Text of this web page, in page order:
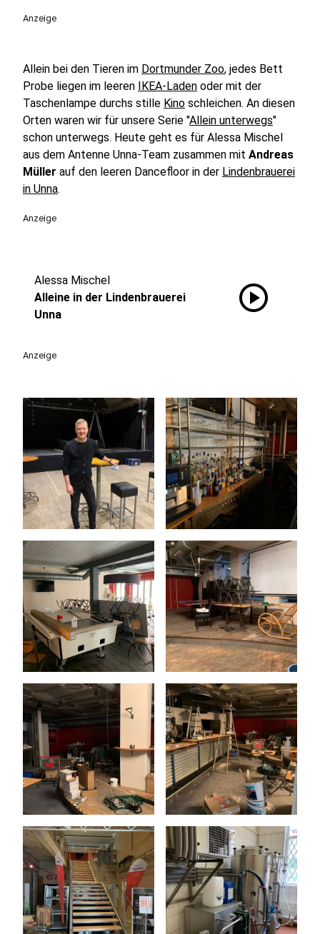
Anzeige
Allein bei den Tieren im Dortmunder Zoo, jedes Bett
Probe liegen im leeren IKEA-Laden oder mit der
Taschenlampe durchs stille Kino schleichen. An diesen
Orten waren wir für unsere Serie "Allein unterwegs"
schon unterwegs. Heute geht es für Alessa Mischel
aus dem Antenne Unna-Team zusammen mit Andreas
Müller auf den leeren Dancefloor in der Lindenbrauerei
in Unna.
Anzeige
Alessa Mischel
Alleine in der Lindenbrauerei
Unna
play_circle
Anzeige